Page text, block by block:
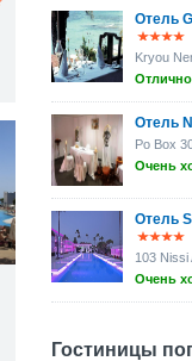
Отель
Kryou
Отлично
Отель
Po Box
Очень
Отель
103 Nissi
Очень
Гостиницы